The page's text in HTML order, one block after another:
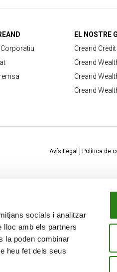
socials i analitzar
lloc amb els partners
la poden combinar
heu fet dels seus
EL NOSTRE
Creand
Creand
Creand
Creand
Avís Legal Política de